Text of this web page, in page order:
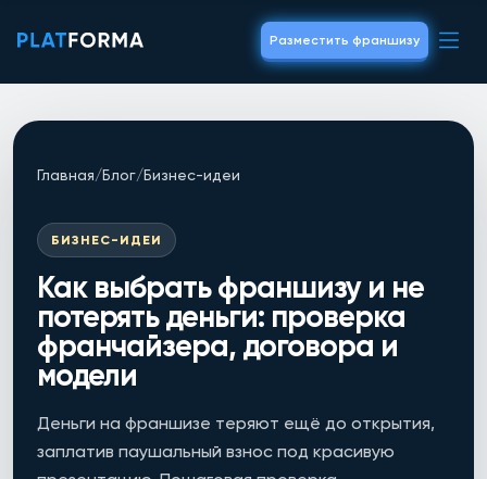
Разместить франшизу
Главная/Блог/Бизнес-идеи
БИЗНЕС-ИДЕИ
Как выбрать франшизу и не
потерять деньги: проверка
франчайзера, договора и
модели
Деньги на франшизе теряют ещё до открытия,
заплатив паушальный взнос под красивую